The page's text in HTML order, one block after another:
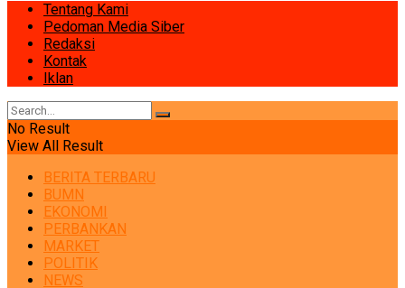
Tentang Kami
Pedoman Media Siber
Redaksi
Kontak
Iklan
No Result
View All Result
BERITA TERBARU
BUMN
EKONOMI
PERBANKAN
MARKET
POLITIK
NEWS